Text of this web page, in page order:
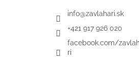
info@zavlahari.sk
+421 917 926 020
facebook.com/
ri